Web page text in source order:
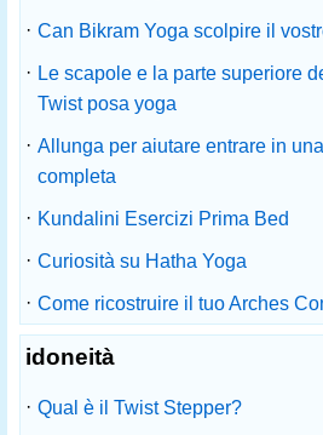
· Can Bikram Yoga scolpire il
· Le scapole e la parte superiore
Twist posa yoga
· Allunga per aiutare entrare in
completa
· Kundalini Esercizi Prima Bed
· Curiosità su Hatha Yoga
· Come ricostruire il tuo Arches
idoneità
· Qual è il Twist Stepper?